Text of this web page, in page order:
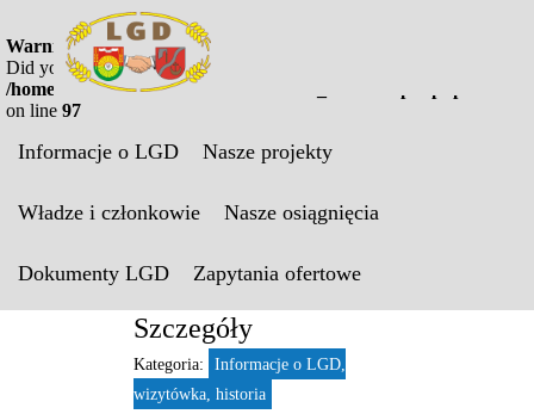
Warning: "continue" targeting switch is equivalent to "break".
Did you mean to use "continue 2"? in
/home/virtualki/125738/1/modules/mod_menu/helper.php
on line 97
Informacje o LGD Nasze projekty
Władze i członkowie Nasze osiągnięcia
Dokumenty LGD Zapytania ofertowe
LGD
Informacje o LGD,
O LGD
Szczegóły
Kategoria:
Informacje o LGD,
wizytówka, historia